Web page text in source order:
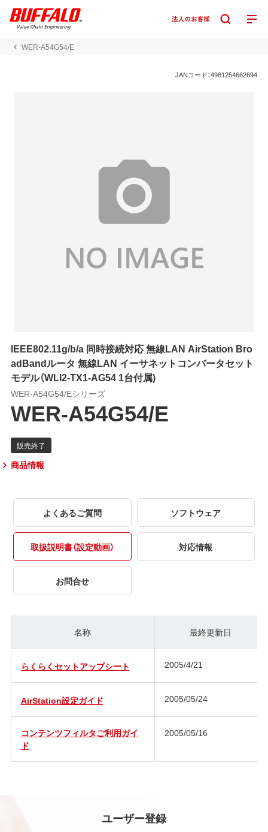
WER-A54G54/E
JANコード：4981254662694
IEEE802.11g/b/a 同時接続対応 無線LAN AirStation Bro
adBandルータ 無線LAN イーサネットコンバータセット
モデル（WLI2-TX1-AG54 1台付属)
WER-A54G54/Eシリーズ
WER-A54G54/E
商品情報
よくあるご質問 ソフトウェア
取扱説明書（設定動画） 対応情報
お問合せ
名称 最終更新日
らくらくセットアップシート 2005/4/21
AirStation設定ガイド 2005/05/24
コンテンツフィルタご利用ガイ
ド
2005/05/16
ユーザー登録